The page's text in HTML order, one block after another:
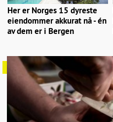
Her er Norges 15 dyreste
eiendommer akkurat nå - én
av dem er i Bergen